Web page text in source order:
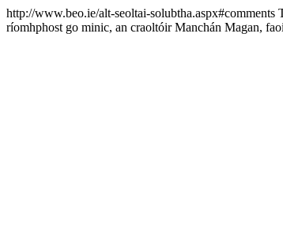
http://www.beo.ie/alt-seoltai-solubtha.aspx#comments
ríomhphost go minic, an craoltóir Manchán Magan,